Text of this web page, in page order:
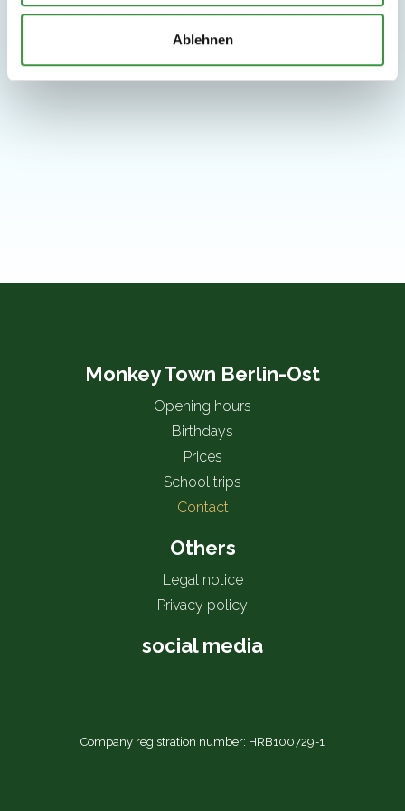
Ablehnen
Monkey Town Berlin-Ost
Opening hours
Birthdays
Prices
School trips
Contact
Others
Legal notice
Privacy policy
social media
Company registration number: HRB100729-1